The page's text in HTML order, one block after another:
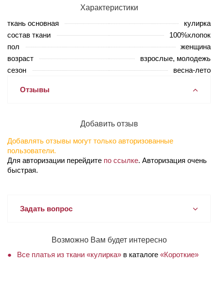
Характеристики
ткань основная
кулирка
состав ткани
100%хлопок
пол
женщина
возраст
взрослые, молодежь
сезон
весна-лето
Отзывы
Добавить отзыв
Добавлять отзывы могут только авторизованные
пользователи.
Для авторизации перейдите по ссылке. Авторизация очень
быстрая.
Задать вопрос
Возможно Вам будет интересно
Все платья из ткани «кулирка» в каталоге «Короткие»